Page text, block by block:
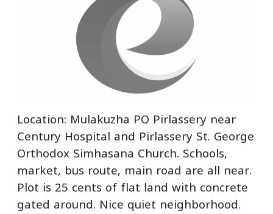
Location: Mulakuzha PO Pirlassery near
Century Hospital and Pirlassery St. George
Orthodox Simhasana Church. Schools,
market, bus route, main road are all near.
Plot is 25 cents of flat land with concrete
gated around. Nice quiet neighborhood.